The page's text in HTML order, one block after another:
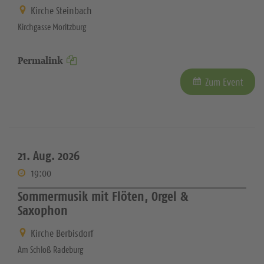
Kirche Steinbach
Kirchgasse Moritzburg
Permalink
Zum Event
21. Aug. 2026
19:00
Sommermusik mit Flöten, Orgel &
Saxophon
Kirche Berbisdorf
Am Schloß Radeburg